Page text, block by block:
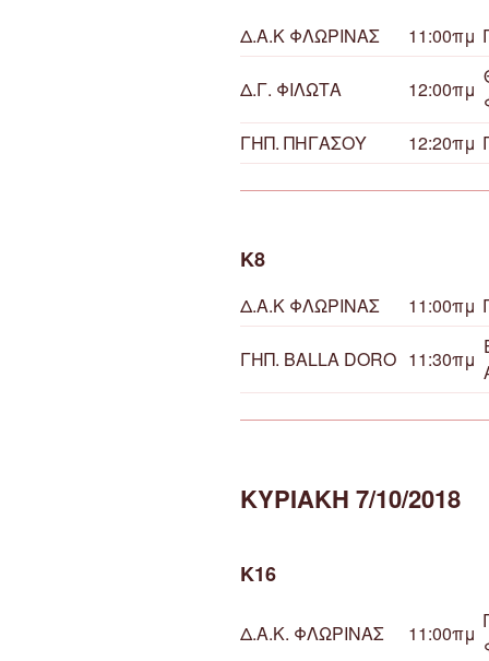
Δ.Α.Κ ΦΛΩΡΙΝΑΣ 11:00πμ
Δ.Γ. ΦΙΛΩΤΑ 12:00πμ
ΓΗΠ. ΠΗΓΑΣΟΥ
12:20πμ
Κ8
Δ.Α.Κ ΦΛΩΡΙΝΑΣ 11:00πμ
ΓΗΠ. BALLA DORO 11:30πμ
ΚΥΡΙΑΚΗ 7/10/2018
Κ16
Δ.Α.Κ. ΦΛΩΡΙΝΑΣ 11:00πμ